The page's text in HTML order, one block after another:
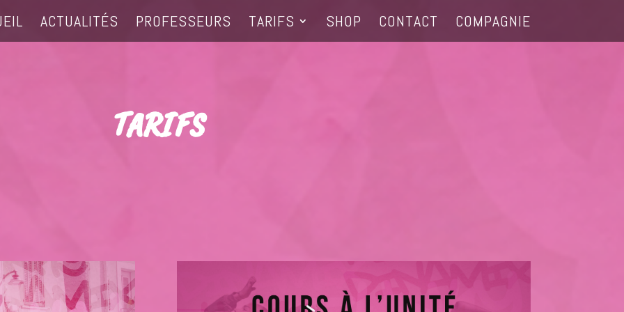
ACTUALITÉS PROFESSEURS TARIFS SHOP CONTACT COMPAGNIE
TARIFS